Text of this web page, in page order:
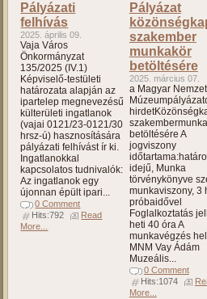
Pályázati
felhívás
2025. április 09.
Vaja Város
Önkormányzat
135/2025 (IV.1)
Képviselő-testületi
határozata alapján az
ipartelep megnevezésű
külterületi ingatlanok
(vajai 0121/23-0121/30
hrsz-ú) hasznosítására
pályázati felhívást ír ki.
Ingatlanokkal
kapcsolatos tudnivalók:
Az ingatlanok egy
újonnan épült ipari...
0 Comment
Hits:792
Read
More...
Pályázat
szakember
munkakör
betöltésére
2025. március 07.
a Magyar
betöltésére A
jogviszony
idejű, Munka
törvénykönyve
munkaviszony, 3
próbaidővel
Foglalkoztatás
heti 40 óra A
munkavégzés
MNM Vay Ádám
Muzeális...
0 Comment
Hits:1074
More...